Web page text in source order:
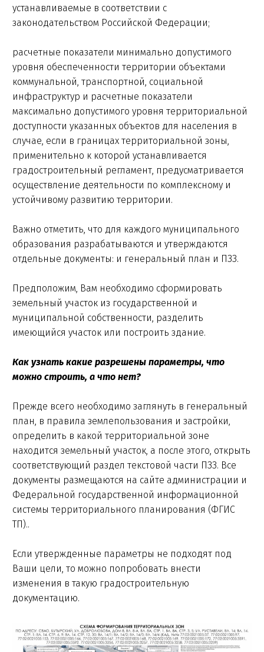
устанавливаемые в соответствии с
законодательством Российской Федерации;
расчетные показатели минимально допустимого
уровня обеспеченности территории объектами
коммунальной, транспортной, социальной
инфраструктур и расчетные показатели
максимально допустимого уровня территориальной
доступности указанных объектов для населения в
случае, если в границах территориальной зоны,
применительно к которой устанавливается
градостроительный регламент, предусматривается
осуществление деятельности по комплексному и
устойчивому развитию территории.
Важно отметить, что для каждого муниципального
образования разрабатываются и утверждаются
отдельные документы: и генеральный план и ПЗЗ.
Предположим, Вам необходимо сформировать
земельный участок из государственной и
муниципальной собственности, разделить
имеющийся участок или построить здание.
Как узнать какие разрешены параметры, что
можно строить, а что нет?
Прежде всего необходимо заглянуть в генеральный
план, в правила землепользования и застройки,
определить в какой территориальной зоне
находится земельный участок, а после этого, открыть
соответствующий раздел текстовой части ПЗЗ. Все
документы размещаются на сайте администрации и
Федеральной государственной информационной
системы территориального планирования (ФГИС
ТП)..
Если утвержденные параметры не подходят под
Ваши цели, то можно попробовать внести
изменения в такую градостроительную
документацию.